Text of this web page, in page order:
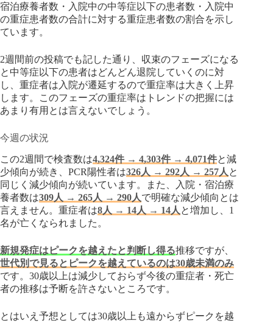
宿泊療養者数・入院中の中等症以下の患者数・入院中
の重症患者数の合計に対する重症患者数の割合を示し
ています。
2週間前の投稿でも記した通り、収束のフェーズになる
と中等症以下の患者はどんどん退院していくのに対
し、重症者は入院が遷延するので重症率は大きく上昇
します。このフェーズの重症率はトレンドの把握には
あまり有用とは言えないでしょう。
今週の状況
この2週間で検査数は4,324件 → 4,303件 → 4,071件と減
少傾向が続き、PCR陽性者は326人 → 292人 → 257人と
同じく減少傾向が続いています。また、入院・宿泊療
養者数は309人 → 265人 → 290人で明確な減少傾向とは
言えません。重症者は8人 → 14人 → 14人と増加し、1
名が亡くなられました。
新規発症はピークを越えたと判断し得る推移ですが、
世代別で見るとピークを越えているのは30歳未満のみ
です。30歳以上は減少しておらず今後の重症者・死亡
者の推移は予断を許さないところです。
とはいえ予想としては30歳以上も遠からずピークを越